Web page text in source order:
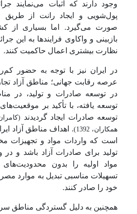
وجود دارند که اثبات می‌نمایند
پول‌شویی و ایجاد رانت از طریق
صورت می‌گیرد. اما بسیاری از
بازبینی و واکاوی فرایندها به این
نظارت بیشتری اعمال حاکمیت کنند.
در ایران نیز با توجه به حضور
عرصه رقابت جهانی؛ مناطق آزاد
در توسعه صادرات و تولید، در
توسعه یافته، با تأکید بر موقعیت‌های
توسعه صادرات ایجاد گردیدند
همکاران، 1392)
. اهداف مناطق آزاد
است که واردات مواد و تجهیزات
تولید برای صادرات آزاد باشد و در
مواد اولیه را بدون
تسهیلات مناسبی تبدیل به موارد
خود را صادر کنند.
همچنین به دلیل گستردگی مناطق